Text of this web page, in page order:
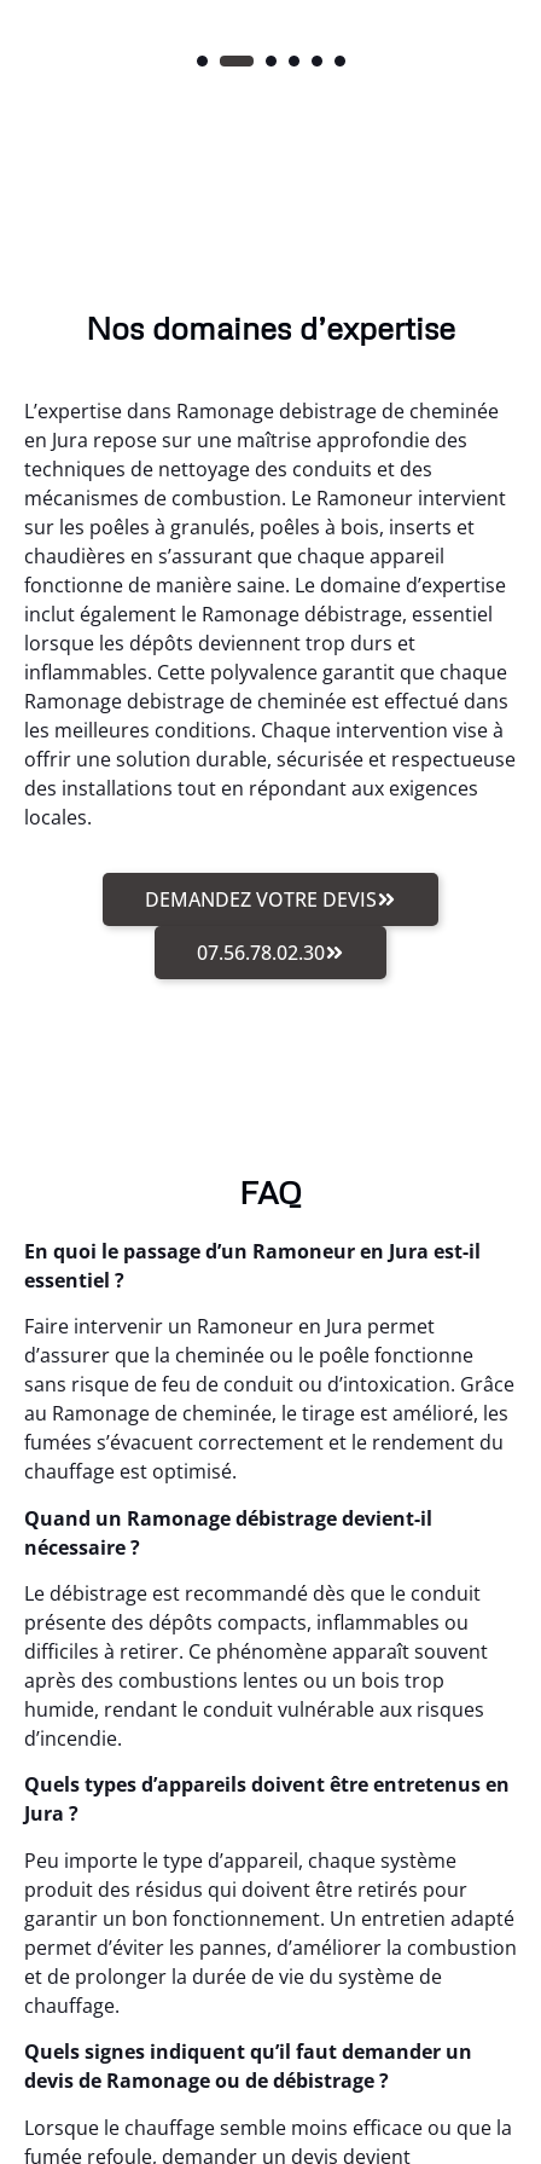
Nos domaines d’expertise
L’expertise dans Ramonage debistrage de cheminée
en Jura repose sur une maîtrise approfondie des
techniques de nettoyage des conduits et des
mécanismes de combustion. Le Ramoneur intervient
sur les poêles à granulés, poêles à bois, inserts et
chaudières en s’assurant que chaque appareil
fonctionne de manière saine. Le domaine d’expertise
inclut également le Ramonage débistrage, essentiel
lorsque les dépôts deviennent trop durs et
inflammables. Cette polyvalence garantit que chaque
Ramonage debistrage de cheminée est effectué dans
les meilleures conditions. Chaque intervention vise à
offrir une solution durable, sécurisée et respectueuse
des installations tout en répondant aux exigences
locales.
DEMANDEZ VOTRE DEVIS
07.56.78.02.30
FAQ
En quoi le passage d’un Ramoneur en Jura est-il
essentiel ?
Faire intervenir un Ramoneur en Jura permet
d’assurer que la cheminée ou le poêle fonctionne
sans risque de feu de conduit ou d’intoxication. Grâce
au Ramonage de cheminée, le tirage est amélioré, les
fumées s’évacuent correctement et le rendement du
chauffage est optimisé.
Quand un Ramonage débistrage devient-il
nécessaire ?
Le débistrage est recommandé dès que le conduit
présente des dépôts compacts, inflammables ou
difficiles à retirer. Ce phénomène apparaît souvent
après des combustions lentes ou un bois trop
humide, rendant le conduit vulnérable aux risques
d’incendie.
Quels types d’appareils doivent être entretenus en
Jura ?
Peu importe le type d’appareil, chaque système
produit des résidus qui doivent être retirés pour
garantir un bon fonctionnement. Un entretien adapté
permet d’éviter les pannes, d’améliorer la combustion
et de prolonger la durée de vie du système de
chauffage.
Quels signes indiquent qu’il faut demander un
devis de Ramonage ou de débistrage ?
Lorsque le chauffage semble moins efficace ou que la
fumée refoule, demander un devis devient